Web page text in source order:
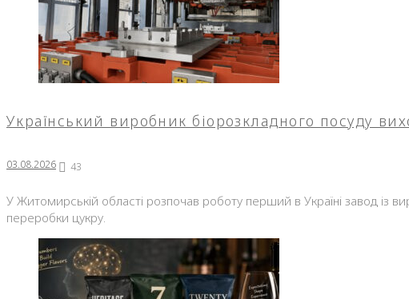
Український виробник біорозкладного посуду
03.08.2026 43
У Житомирській області розпочав роботу перший в Україні завод із
переробки цукру.